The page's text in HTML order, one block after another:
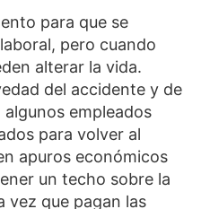
para que se
pero cuando
alterar la vida.
del accidente y de
empleados
para volver al
apuros económicos
un techo sobre la
vez que pagan las